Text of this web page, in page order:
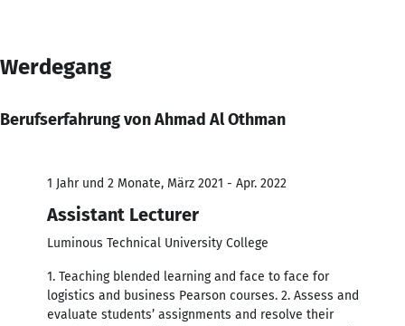
Werdegang
Berufserfahrung von Ahmad Al Othman
1 Jahr und 2 Monate, März 2021 - Apr. 2022
Assistant Lecturer
Luminous Technical University College
1. Teaching blended learning and face to face for
logistics and business Pearson courses. 2. Assess and
evaluate students’ assignments and resolve their